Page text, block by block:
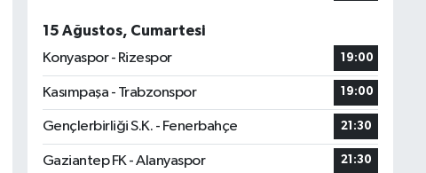
15 Ağustos, Cumartesi
Konyaspor - Rizespor
19:00
Kasımpaşa - Trabzonspor 19:00
Gençlerbirliği S.K. - Fenerbahçe 21:30
Gaziantep FK - Alanyaspor 21:30